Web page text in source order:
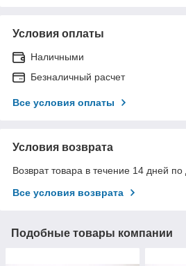
Условия оплаты
Наличными
Безналичный расчет
Все условия оплаты
Условия возврата
Возврат товара в течение 14 дней по
Все условия возврата
Подобные товары компании